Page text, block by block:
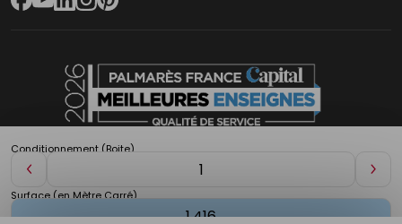
Conditionnement (Boite)
Diminuer
de
Surface (en Mètre Carré)